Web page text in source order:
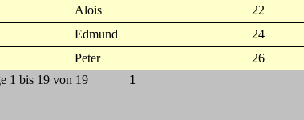
Alois 22
Edmund 24
Peter 26
1 bis 19 von 19 1